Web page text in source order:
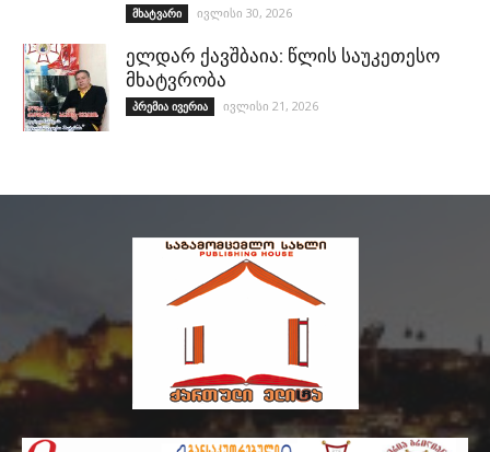
მხატვარი ივლისი 30, 2026
ელდარ ქავშბაია: წლის საუკეთესო
მხატვრობა
პრემია ივერია ივლისი 21, 2026